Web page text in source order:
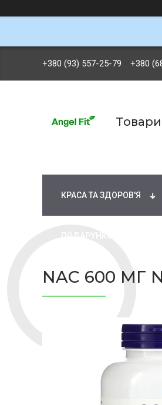
+380 (93) 557-25-79 +380
КРАСА ТА ЗДОРОВ'Я
NAC 600 МГ